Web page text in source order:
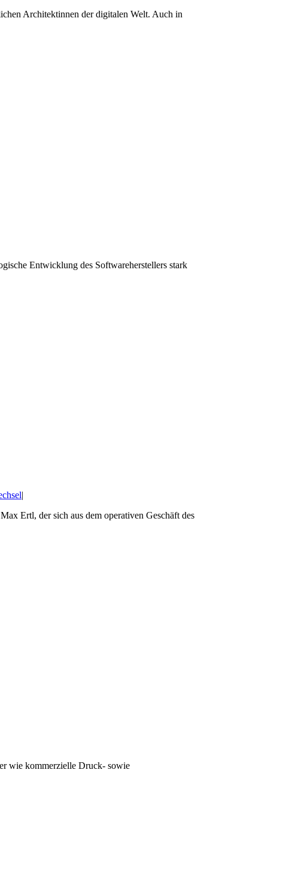
Architektinnen der digitalen Welt. Auch in
Entwicklung des Softwareherstellers stark
|
Ertl, der sich aus dem operativen Geschäft des
wie kommerzielle Druck- sowie